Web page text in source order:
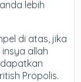
lebih
di atas, jika
allah
Propolis.